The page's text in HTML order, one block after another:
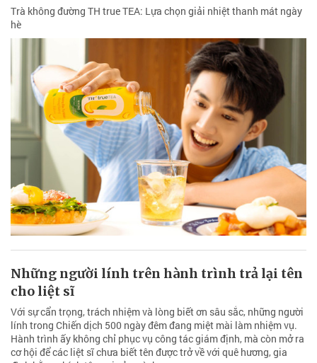
Trà không đường TH true TEA: Lựa chọn giải nhiệt thanh mát ngày
hè
Những người lính trên hành trình trả lại tên
cho liệt sĩ
Với sự cẩn trọng, trách nhiệm và lòng biết ơn sâu sắc, những người
lính trong Chiến dịch 500 ngày đêm đang miệt mài làm nhiệm vụ.
Hành trình ấy không chỉ phục vụ công tác giám định, mà còn mở ra
cơ hội để các liệt sĩ chưa biết tên được trở về với quê hương, gia